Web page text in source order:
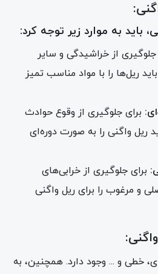
باید به موارد زیر توجه کرد:
جلوگیری از خراشیدگی و سایر
ریل‌ها را با مواد مناسب تمیز
برای جلوگیری از وقوع حوادث
ریل واگنی را به صورت دوره‌ای
برای جلوگیری از خرابی‌های
و مرغوب را برای ریل واگنی
خطی و ... وجود دارد. همچنین، به